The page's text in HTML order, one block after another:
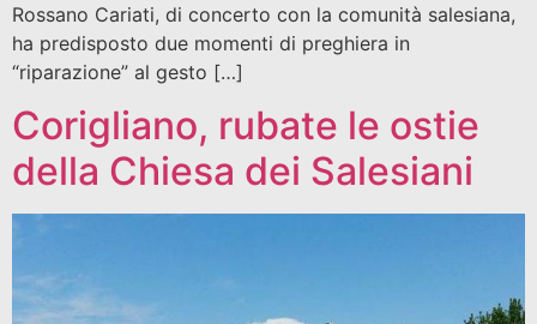
Rossano Cariati, di concerto con la comunità salesiana,
ha predisposto due momenti di preghiera in
“riparazione” al gesto […]
Corigliano, rubate le ostie
della Chiesa dei Salesiani